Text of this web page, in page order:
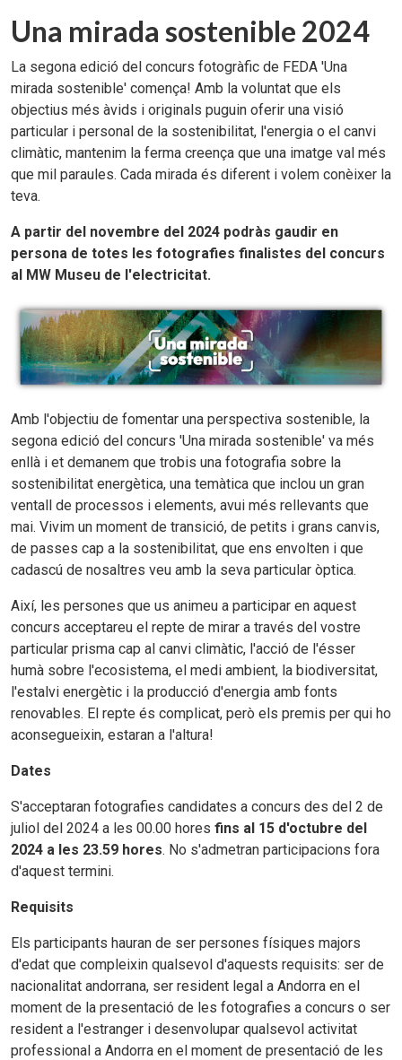
Una mirada sostenible 2024
La segona edició del concurs fotogràfic de FEDA 'Una
mirada sostenible' comença! Amb la voluntat que els
objectius més àvids i originals puguin oferir una visió
particular i personal de la sostenibilitat, l'energia o el canvi
climàtic, mantenim la ferma creença que una imatge val més
que mil paraules. Cada mirada és diferent i volem conèixer la
teva.
A partir del novembre del 2024 podràs gaudir en
persona de totes les fotografies finalistes del concurs
al MW Museu de l'electricitat.
Amb l'objectiu de fomentar una perspectiva sostenible, la
segona edició del concurs 'Una mirada sostenible' va més
enllà i et demanem que trobis una fotografia sobre la
sostenibilitat energètica, una temàtica que inclou un gran
ventall de processos i elements, avui més rellevants que
mai. Vivim un moment de transició, de petits i grans canvis,
de passes cap a la sostenibilitat, que ens envolten i que
cadascú de nosaltres veu amb la seva particular òptica.
Així, les persones que us animeu a participar en aquest
concurs acceptareu el repte de mirar a través del vostre
particular prisma cap al canvi climàtic, l'acció de l'ésser
humà sobre l'ecosistema, el medi ambient, la biodiversitat,
l'estalvi energètic i la producció d'energia amb fonts
renovables. El repte és complicat, però els premis per qui ho
aconsegueixin, estaran a l'altura!
Dates
S'acceptaran fotografies candidates a concurs des del 2 de
juliol del 2024 a les 00.00 hores fins al 15 d'octubre del
2024 a les 23.59 hores. No s'admetran participacions fora
d'aquest termini.
Requisits
Els participants hauran de ser persones físiques majors
d'edat que compleixin qualsevol d'aquests requisits: ser de
nacionalitat andorrana, ser resident legal a Andorra en el
moment de la presentació de les fotografies a concurs o ser
resident a l'estranger i desenvolupar qualsevol activitat
professional a Andorra en el moment de presentació de les